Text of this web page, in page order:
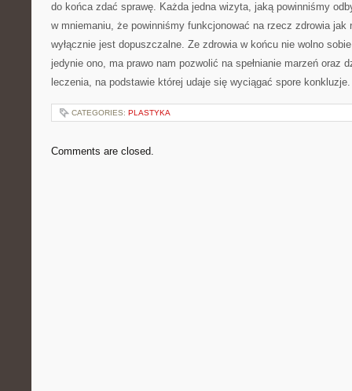
do końca zdać sprawę. Każda jedna wizyta, jaką powinniśmy
w mniemaniu, że powinniśmy funkcjonować na rzecz zdrowia jak
wyłącznie jest dopuszczalne. Ze zdrowia w końcu nie wolno
jedynie ono, ma prawo nam pozwolić na spełnianie marzeń oraz
leczenia, na podstawie której udaje się wyciągać spore konkluzje.
CATEGORIES: PLASTYKA
Comments are closed.